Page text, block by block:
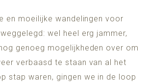
en moeilijke wandelingen voor
wel heel erg jammer,
genoeg mogelijkheden over om
verbaasd te staan van al het
stap waren, gingen we in de loop